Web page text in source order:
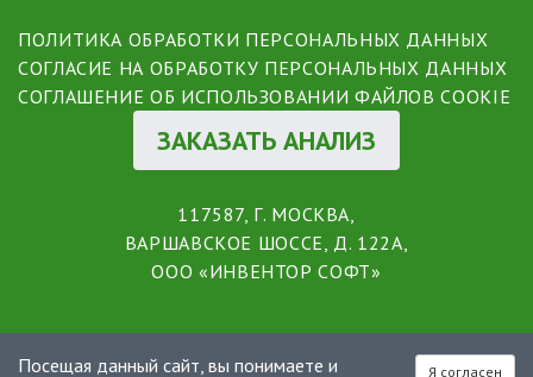
ПОЛИТИКА ОБРАБОТКИ ПЕРСОНАЛЬНЫХ ДАННЫХ
СОГЛАСИЕ НА ОБРАБОТКУ ПЕРСОНАЛЬНЫХ ДАННЫХ
СОГЛАШЕНИЕ ОБ ИСПОЛЬЗОВАНИИ ФАЙЛОВ COOKIE
ЗАКАЗАТЬ АНАЛИЗ
117587, Г. МОСКВА,
ВАРШАВСКОЕ ШОССЕ, Д. 122А,
ООО «ИНВЕНТОР СОФТ»
Посещая данный сайт, вы понимаете и Я согласен